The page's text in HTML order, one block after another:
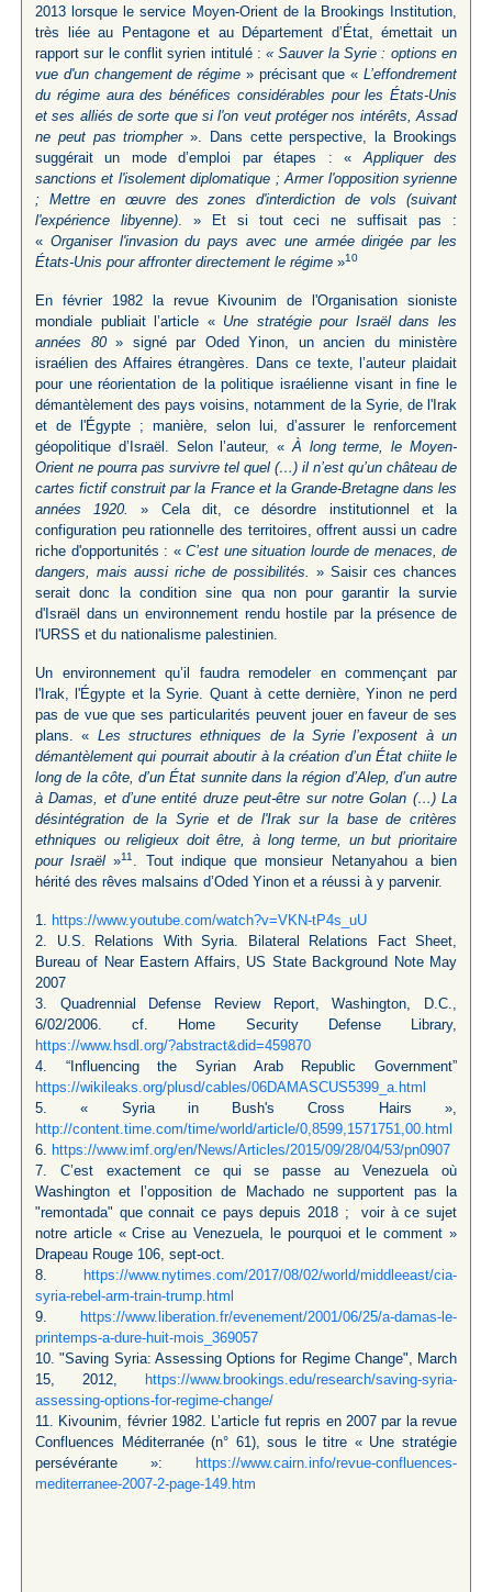
2013 lorsque le service Moyen-Orient de la Brookings Institution,
très liée au Pentagone et au Département d’État, émettait un
rapport sur le conflit syrien intitulé :« Sauver la Syrie : options en
vue d'un changement de régime » précisant que « L’effondrement
du régime aura des bénéfices considérables pour les États-Unis
et ses alliés de sorte que si l'on veut protéger nos intérêts, Assad
ne peut pas triompher». Dans cette perspective, la Brookings
suggérait un mode d’emploi par étapes : «Appliquer des
sanctions et l'isolement diplomatique ; Armer l'opposition syrienne
; Mettre en œuvre des zones d'interdiction de vols (suivant
l'expérience libyenne). » Et si tout ceci ne suffisait pas :
« Organiser l'invasion du pays avec une armée dirigée par les
États-Unis pour affronter directement le régime »10
En février 1982 la revue Kivounim de l'Organisation sioniste
mondiale publiait l’article «Une stratégie pour Israël dans les
années 80 » signé par Oded Yinon, un ancien du ministère
israélien des Affaires étrangères. Dans ce texte, l’auteur plaidait
pour une réorientation de la politique israélienne visant in fine le
démantèlement des pays voisins, notamment de la Syrie, de l'Irak
et de l'Égypte ; manière, selon lui, d’assurer le renforcement
géopolitique d’Israël. Selon l’auteur, «À long terme, le Moyen-
Orient ne pourra pas survivre tel quel (…) il n’est qu’un château de
cartes fictif construit par la France et la Grande-Bretagne dans les
années 1920.
» Cela dit, ce désordre institutionnel et la
configuration peu rationnelle des territoires, offrent aussi un cadre
riche d'opportunités : « C’est une situation lourde de menaces, de
dangers, mais aussi riche de possibilités. » Saisir ces chances
serait donc la condition sine qua non pour garantir la survie
d'Israël dans un environnement rendu hostile par la présence de
l'URSS et du nationalisme palestinien.
Un environnement qu’il faudra remodeler en commençant par
l'Irak, l'Égypte et la Syrie. Quant à cette dernière, Yinon ne perd
pas de vue que ses particularités peuvent jouer en faveur de ses
plans. « Les structures ethniques de la Syrie l’exposent à un
démantèlement qui pourrait aboutir à la création d’un État chiite le
long de la côte, d’un État sunnite dans la région d’Alep, d’un autre
à Damas, et d’une entité druze peut-être sur notre Golan (…) La
désintégration de la Syrie et de l'Irak sur la base de critères
ethniques ou religieux doit être, à long terme, un but prioritaire
pour Israël »11 . Tout indique que monsieur Netanyahou a bien
hérité des rêves malsains d’Oded Yinon et a réussi à y parvenir.
1. https://www.youtube.com/watch?v=VKN-tP4s_uU
2. U.S. Relations With Syria. Bilateral Relations Fact Sheet,
Bureau of Near Eastern Affairs, US State Background Note May
2007
3. Quadrennial Defense Review Report, Washington, D.C.,
6/02/2006. cf. Home Security Defense Library,
https://www.hsdl.org/?abstract&did=459870
4. “Influencing the Syrian Arab Republic Government”
https://wikileaks.org/plusd/cables/06DAMASCUS5399_a.html
5. « Syria in Bush's Cross Hairs »,
http://content.time.com/time/world/article/0,8599,1571751,00.html
6. https://www.imf.org/en/News/Articles/2015/09/28/04/53/pn0907
7. C’est exactement ce qui se passe au Venezuela où
Washington et l’opposition de Machado ne supportent pas la
"remontada" que connait ce pays depuis 2018 ; voir à ce sujet
notre article « Crise au Venezuela, le pourquoi et le comment »
Drapeau Rouge 106, sept-oct.
8.
https://www.nytimes.com/2017/08/02/world/middleeast/cia-
syria-rebel-arm-train-trump.html
9.
https://www.liberation.fr/evenement/2001/06/25/a-damas-le-
printemps-a-dure-huit-mois_369057
10. "Saving Syria: Assessing Options for Regime Change", March
15, 2012,
https://www.brookings.edu/research/saving-syria-
assessing-options-for-regime-change/
11. Kivounim, février 1982. L’article fut repris en 2007 par la revue
Confluences Méditerranée (n° 61), sous le titre « Une stratégie
persévérante »:
https://www.cairn.info/revue-confluences-
mediterranee-2007-2-page-149.htm